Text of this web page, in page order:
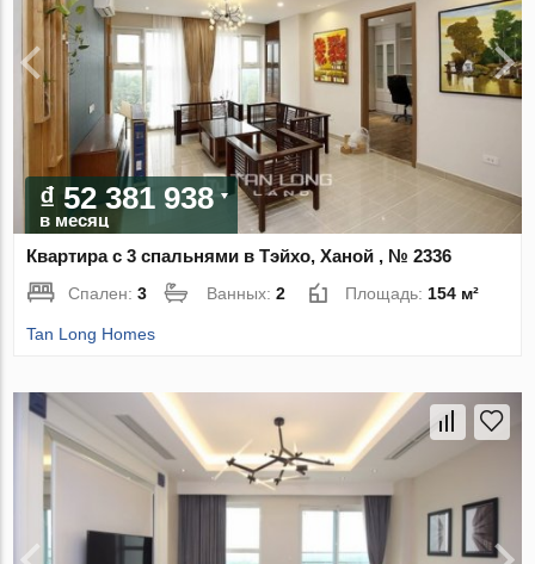
₫ 52 381 938
в месяц
Квартира с 3 спальнями в Тэйхо, Ханой , № 2336
Спален:3 Ванных:2 Площадь: 154 м²
Tan Long Homes